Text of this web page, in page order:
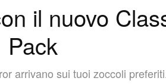
il nuovo
Pack
arrivano sui tuoi zoccoli